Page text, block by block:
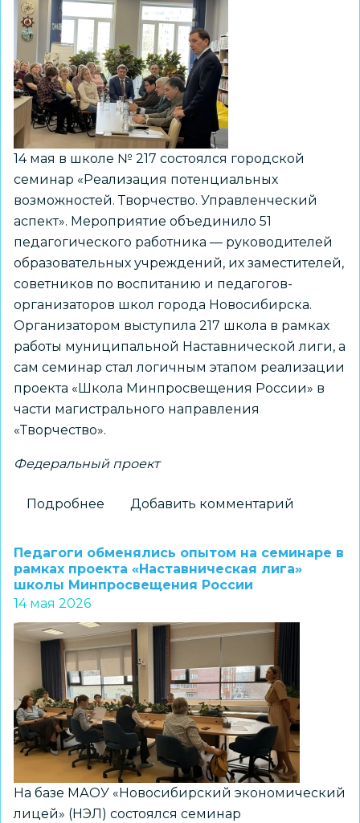
сотрудничества
в
рамках
муниципальной
Наставнической
лиги
по
направлению
«Здоровье»
14 мая в школе № 217 состоялся городской
семинар «Реализация потенциальных
возможностей. Творчество. Управленческий
аспект». Мероприятие объединило 51
педагогического работника — руководителей
образовательных учреждений, их заместителей,
советников по воспитанию и педагогов-
организаторов школ города Новосибирска.
Организатором выступила 217 школа в рамках
работы муниципальной Наставнической лиги, а
сам семинар стал логичным этапом реализации
проекта «Школа Минпросвещения России» в
части магистрального направления
«Творчество».
Федеральный проект
Подробнее
№
217
творчество
как
управленческую
стратегию:
семинар
для
педагогического
актива
Новосибирска
Добавить комментарий
Педагоги обменялись опытом на семинаре в
рамках проекта «Наставническая лига»
школы Минпросвещения России
14 мая 2026
На базе МАОУ «Новосибирский экономический
лицей» (НЭЛ) состоялся семинар